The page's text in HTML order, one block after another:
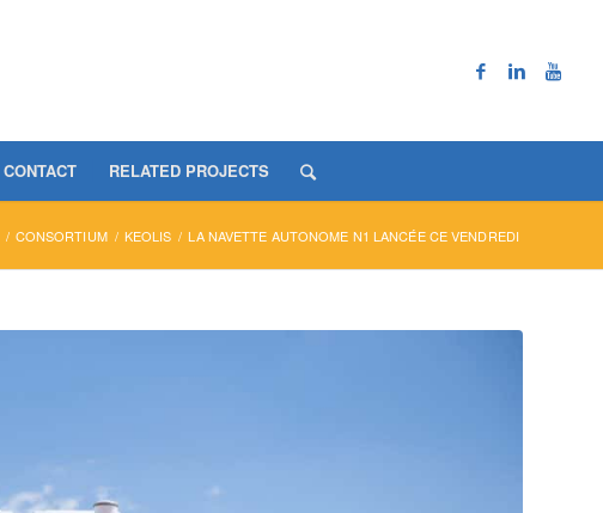
CONTACT RELATED PROJECTS
/ CONSORTIUM / KEOLIS / LA NAVETTE AUTONOME N1 LANCÉE CE VENDREDI